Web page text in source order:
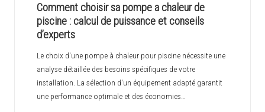
Comment choisir sa pompe a chaleur de
piscine : calcul de puissance et conseils
d’experts
Le choix d'une pompe à chaleur pour piscine nécessite une
analyse détaillée des besoins spécifiques de votre
installation. La sélection d'un équipement adapté garantit
une performance optimale et des économies…